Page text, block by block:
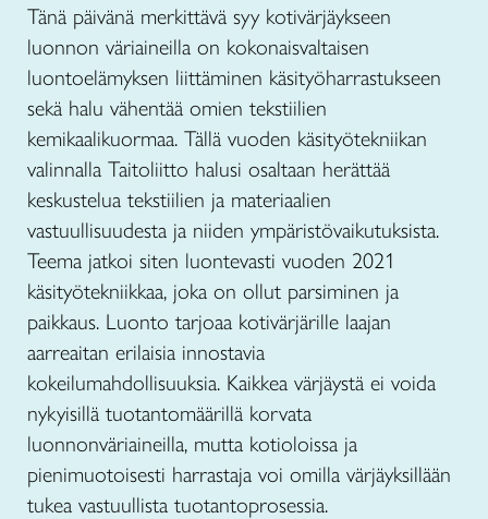
Tänä päivänä merkittävä syy kotivärjäykseen
luonnon väriaineilla on kokonaisvaltaisen
luontoelämyksen liittäminen käsityöharrastukseen
sekä halu vähentää omien tekstiilien
kemikaalikuormaa. Tällä vuoden käsityötekniikan
valinnalla Taitoliitto halusi osaltaan herättää
keskustelua tekstiilien ja materiaalien
vastuullisuudesta ja niiden ympäristövaikutuksista.
Teema jatkoi siten luontevasti vuoden 2021
käsityötekniikkaa, joka on ollut parsiminen ja
paikkaus. Luonto tarjoaa kotivärjärille laajan
aarreaitan erilaisia innostavia
kokeilumahdollisuuksia. Kaikkea värjäystä ei voida
nykyisillä tuotantomäärillä korvata
luonnonväriaineilla, mutta kotioloissa ja
pienimuotoisesti harrastaja voi omilla värjäyksillään
tukea vastuullista tuotantoprosessia.